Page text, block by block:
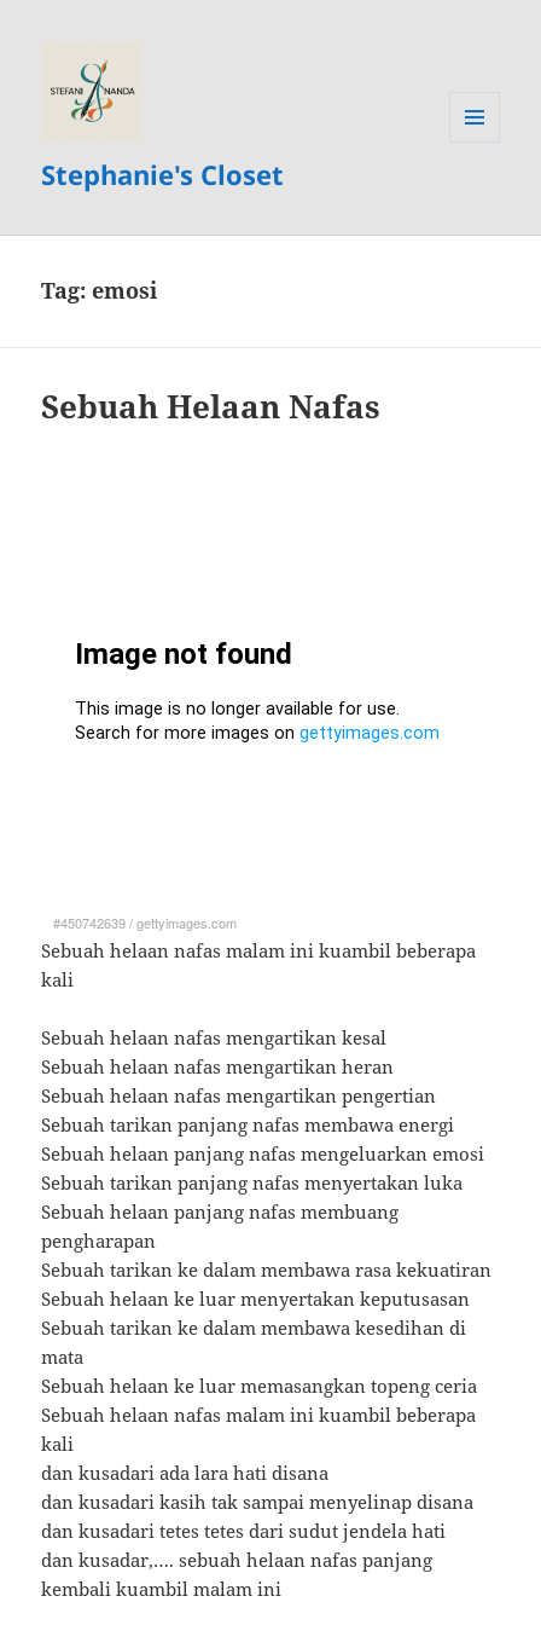
Stephanie's Closet
Tag:emosi
Sebuah Helaan Nafas
#450742639/gettyimages.com
Sebuah helaan nafas malam ini kuambil beberapa
kali
Sebuah helaan nafas mengartikan kesal
Sebuah helaan nafas mengartikan heran
Sebuah helaan nafas mengartikan pengertian
Sebuah tarikan panjang nafas membawa energi
Sebuah helaan panjang nafas mengeluarkan emosi
Sebuah tarikan panjang nafas menyertakan luka
Sebuah helaan panjang nafas membuang
pengharapan
Sebuah tarikan ke dalam membawa rasa kekuatiran
Sebuah helaan ke luar menyertakan keputusasan
Sebuah tarikan ke dalam membawa kesedihan di
mata
Sebuah helaan ke luar memasangkan topeng ceria
Sebuah helaan nafas malam ini kuambil beberapa
kali
dan kusadari ada lara hati disana
dan kusadari kasih tak sampai menyelinap disana
dan kusadari tetes tetes dari sudut jendela hati
dan kusadar,…. sebuah helaan nafas panjang
kembali kuambil malam ini